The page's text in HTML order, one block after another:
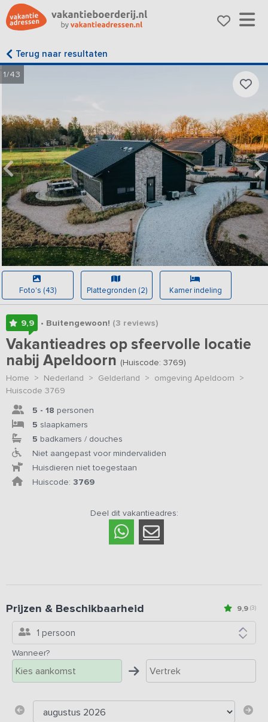
Terug naar resultaten
1/43
Foto's (43) Plattegronden (2) Kamer indeling
9,9 • Buitengewoon! (3 reviews)
Vakantieadres op sfeervolle locatie
nabij Apeldoorn (Huiscode: 3769)
Home > Nederland > Gelderland > omgeving Apeldoorn >
Huiscode 3769
5 - 18 personen
5 slaapkamers
5 badkamers / douches
Niet aangepast voor mindervaliden
Huisdieren niet toegestaan
Huiscode: 3769
Deel dit vakantieadres:
9,9 (3)
Prijzen & Beschikbaarheid
1 persoon
Wanneer?